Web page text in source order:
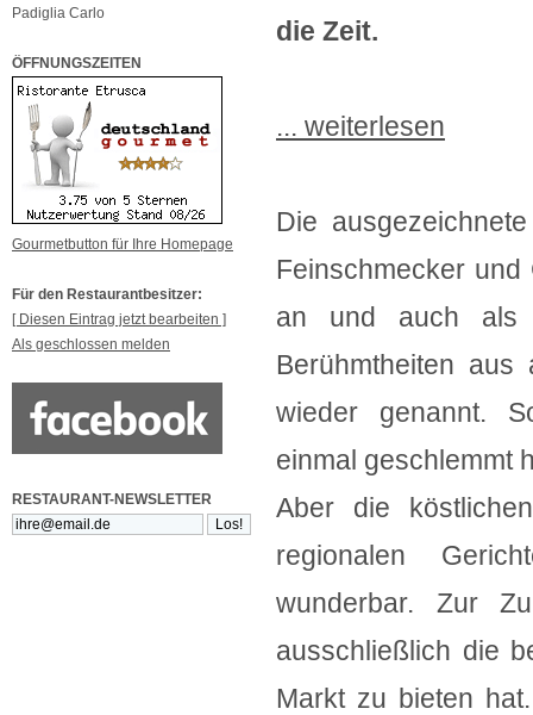
Padiglia Carlo
ÖFFNUNGSZEITEN
Gourmetbutton für Ihre Homepage
Für den Restaurantbesitzer:
[ Diesen Eintrag jetzt bearbeiten ]
Als geschlossen melden
RESTAURANT-NEWSLETTER
die Zeit.
... weiterlesen
Die
Feinschmecker
an und auch als
Berühmtheiten
wieder genannt.
einmal geschlemmt
Aber die
regionalen
wunderbar. Zur
ausschließlich die
Markt zu bieten